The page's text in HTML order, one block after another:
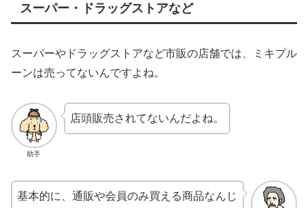
スーパー・ドラッグストアなど
スーパーやドラッグストアなど市販の店舗では、ミキプル
ーンは売ってないんですよね。
助手
店頭販売されてないんだよね。
基本的に、通販や会員のみ買える商品なんじ